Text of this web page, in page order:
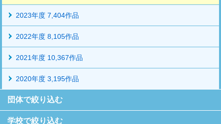
2023年度 7,404作品
2022年度 8,105作品
2021年度 10,367作品
2020年度 3,195作品
団体で絞り込む
学校で絞り込む